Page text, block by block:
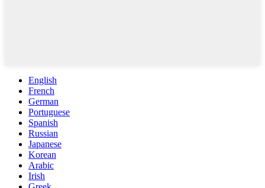
English
French
German
Portuguese
Spanish
Russian
Japanese
Korean
Arabic
Irish